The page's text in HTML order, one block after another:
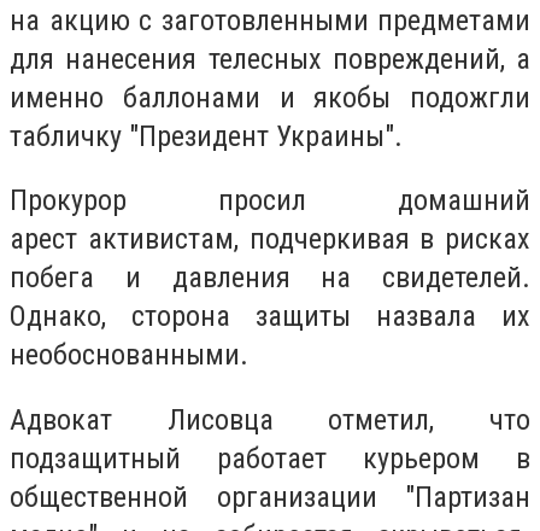
на акцию с заготовленными предметами
для нанесения телесных повреждений, а
именно баллонами и якобы подожгли
табличку "Президент Украины".
Прокурор просил домашний
арест активистам, подчеркивая в рисках
побега и давления на свидетелей.
Однако, сторона защиты назвала их
необоснованными.
Адвокат Лисовца отметил, что
подзащитный работает курьером в
общественной организации "Партизан